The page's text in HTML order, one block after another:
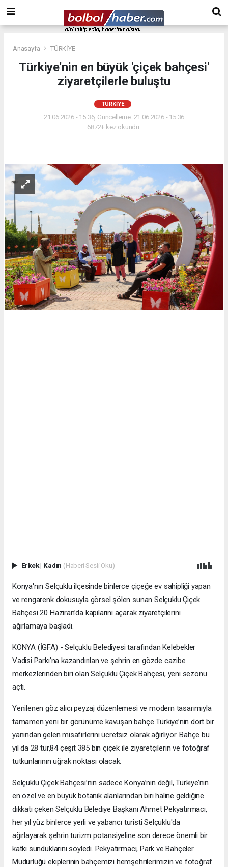
Anasayfa TÜRKİYE
Türkiye'nin en büyük 'çiçek bahçesi'
ziyaretçilerle buluştu
TÜRKİYE
21.06.2026 - 15:36, Güncelleme: 21.06.2026 - 15:36
6872+ kez okundu.
Erkek| Kadın (Haberi Sesli Oku)
Konya'nın Selçuklu ilçesinde binlerce çiçeğe ev sahipliği yapan
ve rengarenk dokusuyla görsel şölen sunan Selçuklu Çiçek
Bahçesi 20 Haziran’da kapılarını açarak ziyaretçilerini
ağırlamaya başladı.
KONYA (İGFA) - Selçuklu Belediyesi tarafından Kelebekler
Vadisi Parkı’na kazandırılan ve şehrin en gözde cazibe
merkezlerinden biri olan Selçuklu Çiçek Bahçesi, yeni sezonu
açtı.
Yenilenen göz alıcı peyzaj düzenlemesi ve modern tasarımıyla
tamamen yeni bir görünüme kavuşan bahçe Türkiye’nin dört bir
yanından gelen misafirlerini ücretsiz olarak ağırlıyor. Bahçe bu
yıl da 28 tür,84 çeşit 385 bin çiçek ile ziyaretçilerin ve fotoğraf
tutkunlarının uğrak noktası olacak.
Selçuklu Çiçek Bahçesi’nin sadece Konya’nın değil, Türkiye’nin
en özel ve en büyük botanik alanlarından biri haline geldiğine
dikkati çeken Selçuklu Belediye Başkanı Ahmet Pekyatırmacı,
her yıl yüz binlerce yerli ve yabancı turisti Selçuklu'da
ağırlayarak şehrin turizm potansiyeline son derece önemli bir
katkı sunduklarını söyledi. Pekyatırmacı, Park ve Bahçeler
Müdürlüğü ekiplerinin bahçemizi hemşehrilerimizin ve fotoğraf